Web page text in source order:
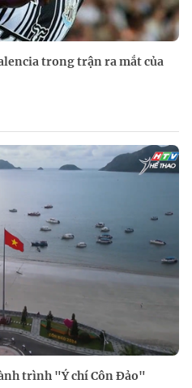
trong trận ra mắt của
trình "Ý chí Côn Đảo"